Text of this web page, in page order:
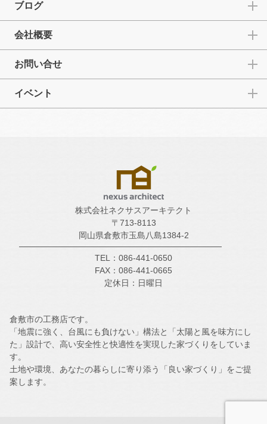
ブログ
会社概要
お問い合せ
イベント
株式会社ネクサスアーキテクト
〒713-8113
岡山県倉敷市玉島八島1384-2
TEL：086-441-0650
FAX：086-441-0665
定休日：日曜日
倉敷市の工務店です。
「地震に強く、台風にも負けない」構法と「太陽と風を味方にし
た」設計で、高い安全性と快適性を実現した家づくりをしていま
す。
土地や環境、あなたの暮らしに寄り添う「良い家づくり」をご提
案します。